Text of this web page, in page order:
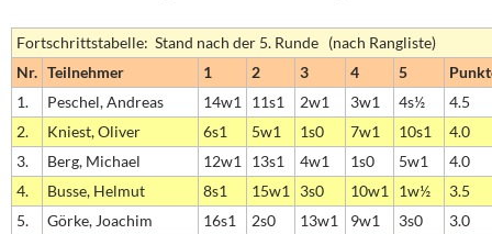
Fortschrittstabelle: Stand nach der 5. Runde (nach Rangliste)
Nr. Teilnehmer 1 2 3 4 5
1.
Peschel, Andreas 14w1 11s1 2w1 3w1 4s½
4.5
2.
Kniest, Oliver 6s1 5w1 1s0 7w1 10s1
4.0
3.
Berg, Michael 12w1 13s1 4w1 1s0 5w1
4.0
4.
Busse, Helmut 8s1 15w1 3s0 10w1 1w½
3.5
5.
Görke, Joachim 16s1 2s0 13w1 9w1 3s0
3.0